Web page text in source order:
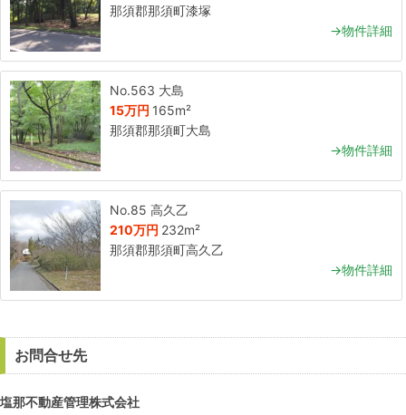
那須郡那須町漆塚
→物件詳細
No.563 大島
15万円 165m²
那須郡那須町大島
→物件詳細
No.85 高久乙
210万円 232m²
那須郡那須町高久乙
→物件詳細
お問合せ先
塩那不動産管理株式会社